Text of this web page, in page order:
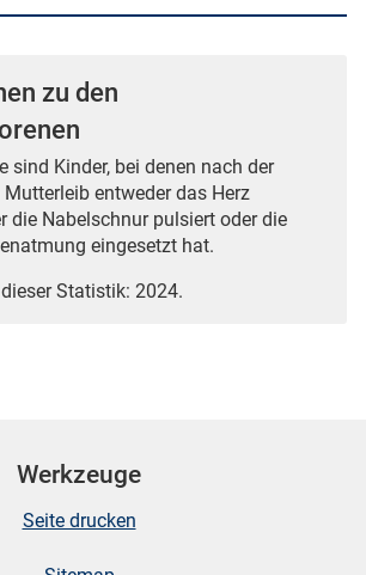
zu den
sind Kinder, bei denen nach der
entweder das Herz
die Nabelschnur pulsiert oder die
eingesetzt hat.
Statistik: 2024.
Werkzeuge
Seite drucken